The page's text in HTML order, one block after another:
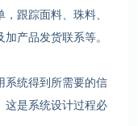
跟踪面料、珠料、
产品发货联系等。
系统得到所需要的信
这是系统设计过程必